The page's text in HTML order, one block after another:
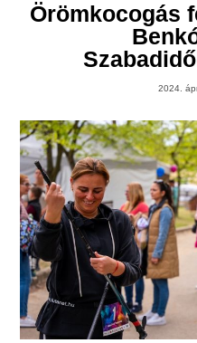
Örömkocogás
2024.